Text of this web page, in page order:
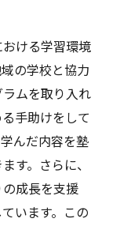
ける学習環境
の学校と協力
ムを取り入れ
手助けをして
んだ内容を塾
す。さらに、
成長を支援
います。この